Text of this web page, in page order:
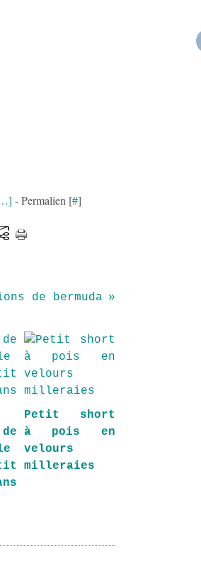
] - Permalien [#]
de bermuda
Petit short
à pois en
velours
milleraies